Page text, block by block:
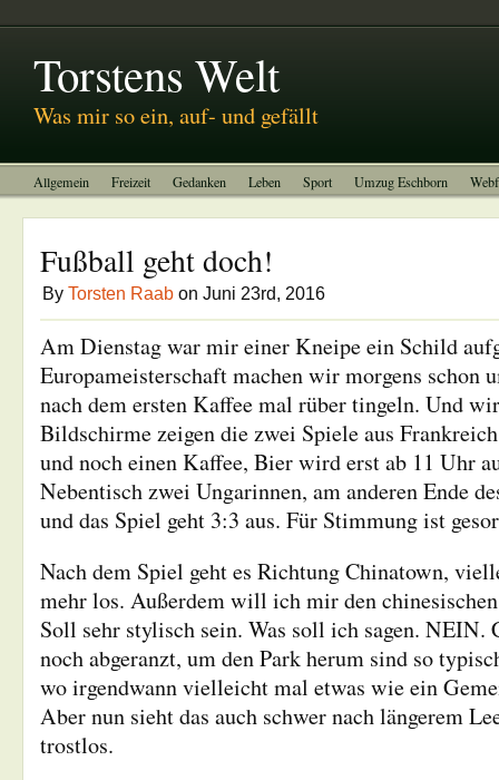
Torstens Welt
Was mir so ein, auf- und gefällt
Allgemein Freizeit Gedanken Leben Sport Umzug Eschborn
Fußball geht doch!
By Torsten Raab on Juni 23rd, 2016
Am Dienstag war mir einer Kneipe ein Schild
Europameisterschaft machen wir morgens schon
nach dem ersten Kaffee mal rüber tingeln. Und
Bildschirme zeigen die zwei Spiele aus
und noch einen Kaffee, Bier wird erst ab 11 Uhr
Nebentisch zwei Ungarinnen, am anderen Ende
und das Spiel geht 3:3 aus. Für Stimmung ist
Nach dem Spiel geht es Richtung Chinatown,
mehr los. Außerdem will ich mir den
Soll sehr stylisch sein. Was soll ich sagen.
noch abgeranzt, um den Park herum sind so
wo irgendwann vielleicht mal etwas wie ein
Aber nun sieht das auch schwer nach längerem
trostlos.